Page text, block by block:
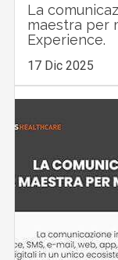
La
maestra per
Experience.
17 Dic 2025